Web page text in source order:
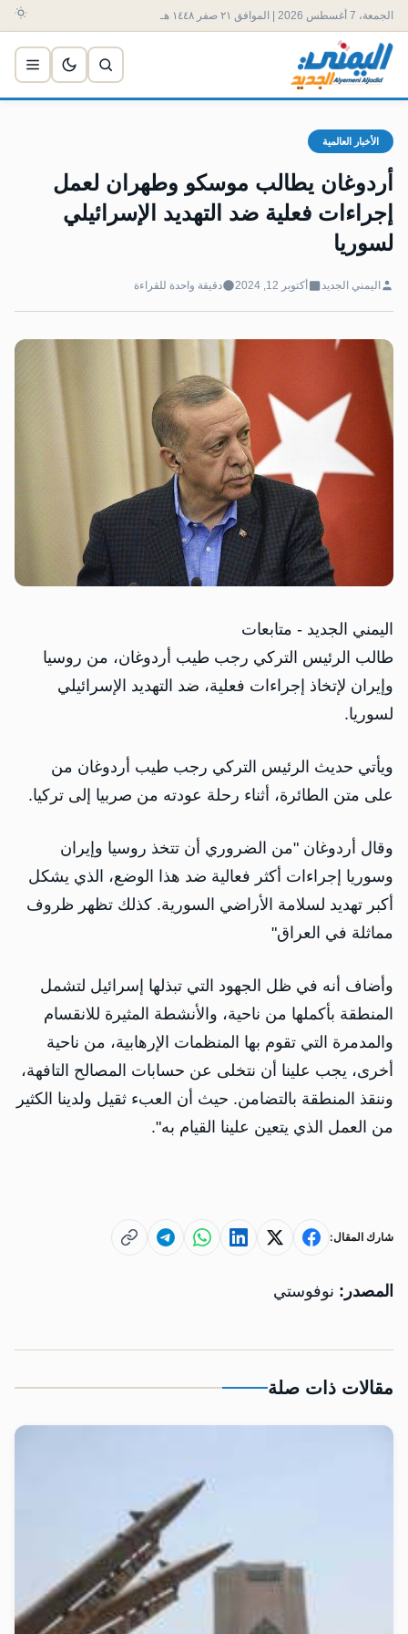
الجمعة، 7 أغسطس 2026 | الموافق ٢١ صفر ١٤٤٨ هـ
الأخبار العالمية
أردوغان يطالب موسكو وطهران لعمل
إجراءات فعلية ضد التهديد الإسرائيلي
لسوريا
اليمني الجديد أكتوبر 12, 2024 دقيقة واحدة للقراءة
اليمني الجديد - متابعات
طالب الرئيس التركي رجب طيب أردوغان، من روسيا
وإيران لإتخاذ إجراءات فعلية، ضد التهديد الإسرائيلي
لسوريا.
ويأتي حديث الرئيس التركي رجب طيب أردوغان من
على متن الطائرة، أثناء رحلة عودته من صربيا إلى تركيا.
وقال أردوغان "من الضروري أن تتخذ روسيا وإيران
وسوريا إجراءات أكثر فعالية ضد هذا الوضع، الذي يشكل
أكبر تهديد لسلامة الأراضي السورية. كذلك تظهر ظروف
مماثلة في العراق"
وأضاف أنه في ظل الجهود التي تبذلها إسرائيل لتشمل
المنطقة بأكملها من ناحية، والأنشطة المثيرة للانقسام
والمدمرة التي تقوم بها المنظمات الإرهابية، من ناحية
أخرى، يجب علينا أن نتخلى عن حسابات المصالح التافهة،
وننقذ المنطقة بالتضامن. حيث أن العبء ثقيل ولدينا الكثير
من العمل الذي يتعين علينا القيام به".
شارك المقال:
المصدر: نوفوستي
مقالات ذات صلة